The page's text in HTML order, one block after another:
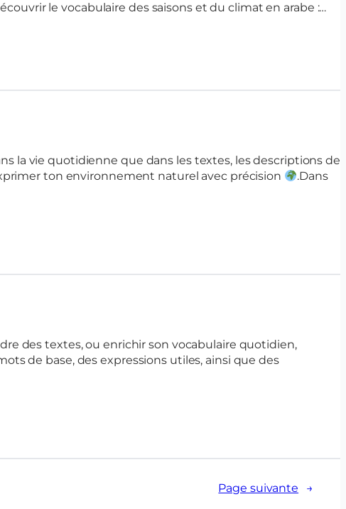
le vocabulaire des saisons et du climat en arabe :…
la vie quotidienne que dans les textes, les descriptions de
ton environnement naturel avec précision
.Dans
des textes, ou enrichir son vocabulaire quotidien,
de base, des expressions utiles, ainsi que des
Page suivante →